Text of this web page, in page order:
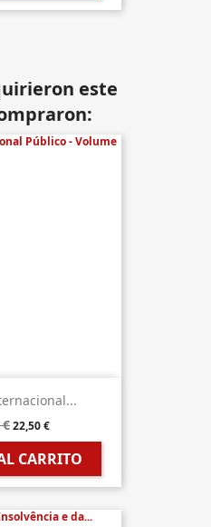
este
€22,50 €
CARRITO